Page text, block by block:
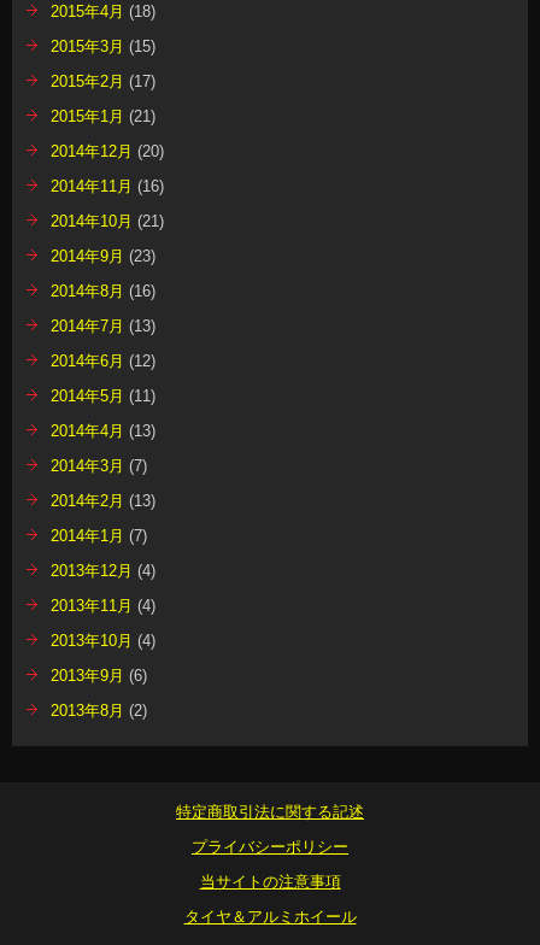
2015年4月 (18)
2015年3月 (15)
2015年2月 (17)
2015年1月 (21)
2014年12月 (20)
2014年11月 (16)
2014年10月 (21)
2014年9月 (23)
2014年8月 (16)
2014年7月 (13)
2014年6月 (12)
2014年5月 (11)
2014年4月 (13)
2014年3月 (7)
2014年2月 (13)
2014年1月 (7)
2013年12月 (4)
2013年11月 (4)
2013年10月 (4)
2013年9月 (6)
2013年8月 (2)
特定商取引法に関する記述
プライバシーポリシー
当サイトの注意事項
タイヤ＆アルミホイール